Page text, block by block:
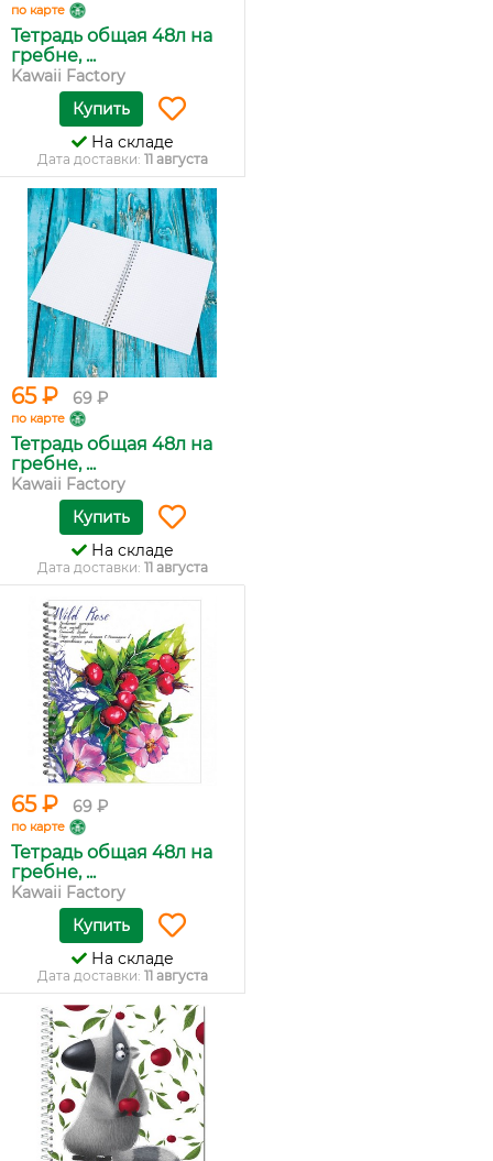
по карте
Тетрадь общая 48л на
гребне, ...
Kawaii Factory
Купить
На складе
Дата доставки: 11 августа
65 ₽ 69 ₽
по карте
Тетрадь общая 48л на
гребне, ...
Kawaii Factory
Купить
На складе
Дата доставки: 11 августа
65 ₽ 69 ₽
по карте
Тетрадь общая 48л на
гребне, ...
Kawaii Factory
Купить
На складе
Дата доставки: 11 августа